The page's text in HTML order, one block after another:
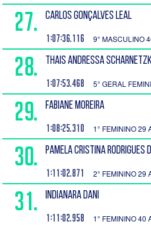
27. CARLOS GONÇALVES LEAL
1:07:36.116 9° MASCULINO
28. THAIS ANDRESSA
1:07:53.468 5° GERAL
29. FABIANE MOREIRA
1:08:25.310 1° FEMININO 29
30. PAMELA CRISTINA RODRIGUES
1:11:02.871 2° FEMININO 29
31. INDIANARA DANI
1:11:02.958 1° FEMININO 40